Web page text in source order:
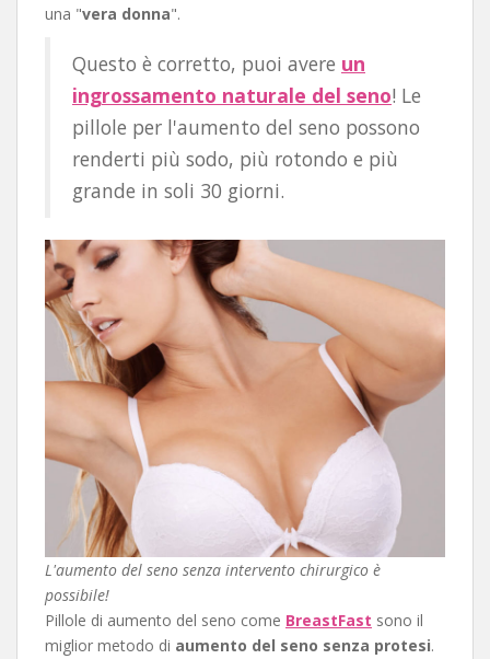
una "vera donna".
Questo è corretto, puoi avere un
ingrossamento naturale del seno! Le
pillole per l'aumento del seno possono
renderti più sodo, più rotondo e più
grande in soli 30 giorni.
L'aumento del seno senza intervento chirurgico è
possibile!
Pillole di aumento del seno come BreastFast sono il
miglior metodo di aumento del seno senza protesi.